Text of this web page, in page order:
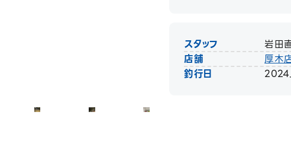
スタッフ
岩田
店舗
厚木
釣行日